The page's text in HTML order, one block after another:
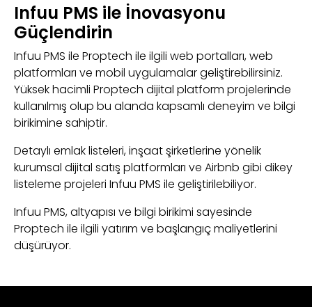
Infuu PMS ile İnovasyonu
Güçlendirin
Infuu PMS ile Proptech ile ilgili web portalları, web
platformları ve mobil uygulamalar geliştirebilirsiniz.
Yüksek hacimli Proptech dijital platform projelerinde
kullanılmış olup bu alanda kapsamlı deneyim ve bilgi
birikimine sahiptir.
Detaylı emlak listeleri, inşaat şirketlerine yönelik
kurumsal dijital satış platformları ve Airbnb gibi dikey
listeleme projeleri Infuu PMS ile geliştirilebiliyor.
Infuu PMS, altyapısı ve bilgi birikimi sayesinde
Proptech ile ilgili yatırım ve başlangıç ​​maliyetlerini
düşürüyor.